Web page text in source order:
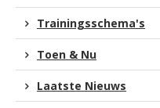
Trainingsschema's
Toen & Nu
Laatste Nieuws